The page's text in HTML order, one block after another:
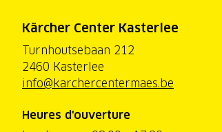
Kärcher Center Kasterlee
Turnhoutsebaan 212
2460 Kasterlee
info@karchercentermaes.be
Heures d'ouverture